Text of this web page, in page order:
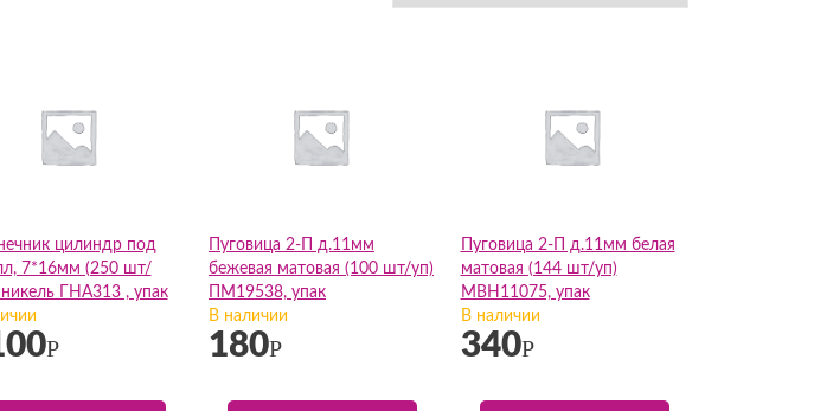
цилиндр под
7*16мм (250 шт/
никель ГНА313 , упак
Р
Пуговица 2-П д.11мм
бежевая матовая (100 шт/уп)
ПМ19538, упак
В наличии
180Р
Пуговица 2-П д.11мм белая
матовая (144 шт/уп)
МВН11075, упак
В наличии
340Р